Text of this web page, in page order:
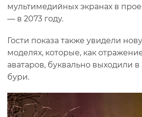
мультимедийных экранах в
— в 2073 году.
Гости показа также увидели
моделях, которые, как
аватаров, буквально выходили
бури.